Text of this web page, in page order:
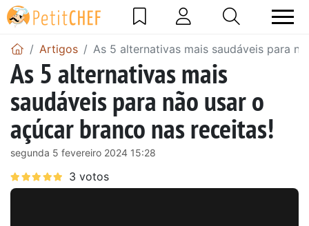
Artigos As 5 alternativas mais saudáveis para
As 5 alternativas mais
saudáveis para não usar o
açúcar branco nas receitas!
segunda 5 fevereiro 2024 15:28